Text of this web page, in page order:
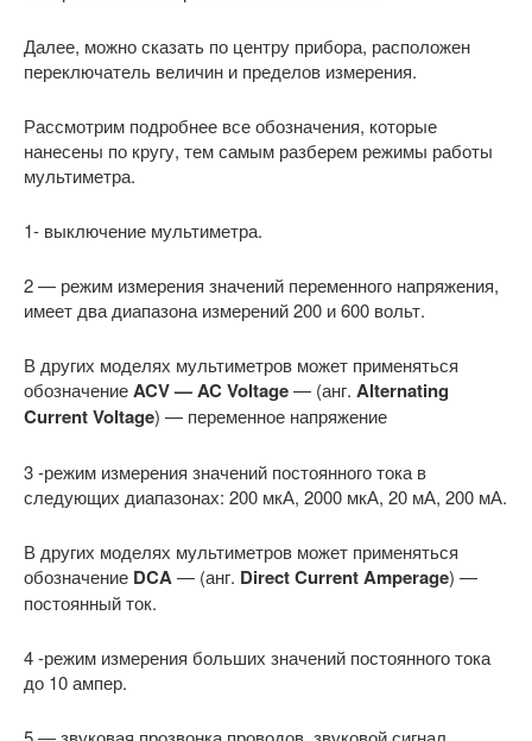
Далее, можно сказать по центру прибора, расположен
переключатель величин и пределов измерения.
Рассмотрим подробнее все обозначения, которые
нанесены по кругу, тем самым разберем режимы работы
мультиметра.
1- выключение мультиметра.
2 — режим измерения значений переменного напряжения,
имеет два диапазона измерений 200 и 600 вольт.
В других моделях мультиметров может применяться
обозначениеACV — AC Voltage— (анг. Alternating
Current Voltage) — переменное напряжение
3 -режим измерения значений постоянного тока в
следующих диапазонах: 200 мкА, 2000 мкА, 20 мА, 200 мА.
В других моделях мультиметров может применяться
обозначение DCA— (анг. Direct Current Amperage) —
постоянный ток.
4 -режим измерения больших значений постоянного тока
до 10 ампер.